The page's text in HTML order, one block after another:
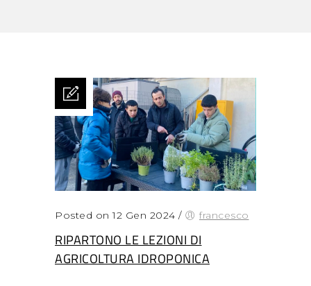
Posted on 12 Gen 2024 / francesco
RIPARTONO LE LEZIONI DI
AGRICOLTURA IDROPONICA